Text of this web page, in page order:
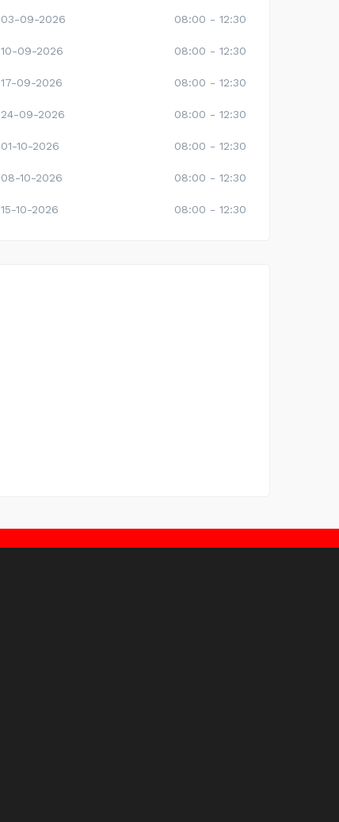
03-09-2026 08:00 - 12:30
10-09-2026 08:00 - 12:30
17-09-2026 08:00 - 12:30
24-09-2026 08:00 - 12:30
01-10-2026 08:00 - 12:30
08-10-2026 08:00 - 12:30
15-10-2026 08:00 - 12:30